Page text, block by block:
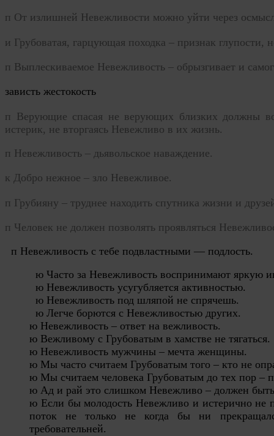
п От излишней Невежливости можно уйти через
и Грубоватая, гарцующая походка – признак глупости,
п Выплескиваемое Невежливость – обрызгивает и
зависть жестокость
п Верующие спасая не верующих близких должны
истерик, не вторгаясь Невежливо в их жизнь.
п Невежливость – дьявольское наваждение.
к Добро нежное – зло Невежливое.
п Грубияну – труднее находить спутника жизни и
п Человек не должен позволять проявляться
п Невежливость с тебе подвластными — подлость.
ю Часто за Невежливость воспринимают яркую
ю Невежливость усугубляется активностью.
ю Невежливость под шляпой не спрячешь.
ю Легче борются с Невежливостью других.
ю Невежливость – ответ на вежливость.
ю Вежливому с Грубоватым в хамстве не тягаться.
ю Невежливость мужчины – мечта женщины.
ю Мы часто считаем Грубоватым того – кто не
ю Мы считаем человека Грубоватым до тех пор –
ю Ад и рай это слишком Невежливо – должен
ю Если бы молодость Невежливо и истерично не
поток не только не когда бы ни
требовательней.